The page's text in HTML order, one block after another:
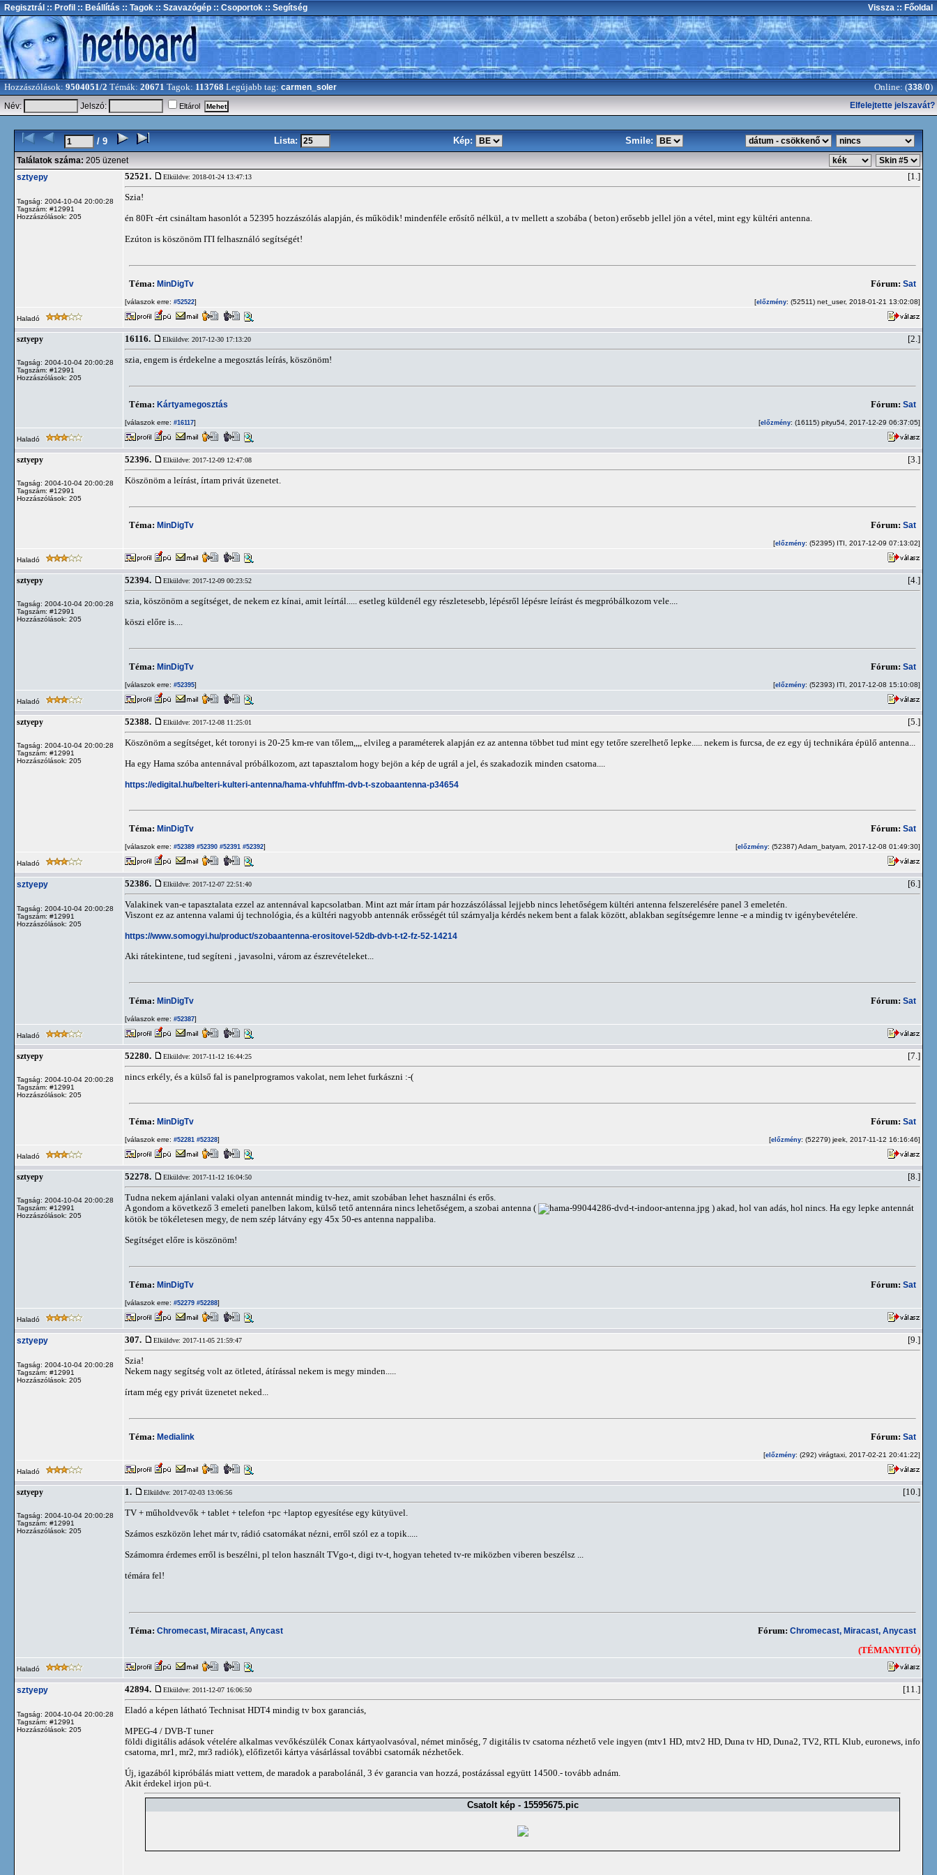
Regisztrál :: Profil :: Beállítás :: Tagok :: Szavazógép :: Csoportok :: Segítség Vissza :: Főoldal
Hozzászólások: 9504051/2 Témák: 20671 Tagok: 113768 Legújabb tag: carmen_soler Online: (338/0)
Név: Jelszó: Eltárol Elfelejtette jelszavát?
/ 9 Lista: Kép: Smile:
Találatok száma: 205 üzenet
sztyepy
Tagság: 2004-10-04 20:00:28
Tagszám: #12991
Hozzászólások: 205
52521. Elküldve: 2018-01-24 13:47:13 [1.]
Szia!
én 80Ft -ért csináltam hasonlót a 52395 hozzászólás alapján, és működik! mindenféle erősítő nélkül, a tv mellett a szobába ( beton) erősebb jellel jön a vétel, mint egy kültéri antenna.
Ezúton is köszönöm ITI felhasználó segítségét!
Téma: MinDigTv Fórum: Sat
[válaszok erre: #52522] [előzmény: (52511) net_user, 2018-01-21 13:02:08]
Haladó
sztyepy
Tagság: 2004-10-04 20:00:28
Tagszám: #12991
Hozzászólások: 205
16116. Elküldve: 2017-12-30 17:13:20 [2.]
szia, engem is érdekelne a megosztás leírás, köszönöm!
Téma: Kártyamegosztás Fórum: Sat
[válaszok erre: #16117] [előzmény: (16115) pityu54, 2017-12-29 06:37:05]
Haladó
sztyepy
Tagság: 2004-10-04 20:00:28
Tagszám: #12991
Hozzászólások: 205
52396. Elküldve: 2017-12-09 12:47:08 [3.]
Köszönöm a leírást, írtam privát üzenetet.
Téma: MinDigTv Fórum: Sat
[előzmény: (52395) ITI, 2017-12-09 07:13:02]
Haladó
sztyepy
Tagság: 2004-10-04 20:00:28
Tagszám: #12991
Hozzászólások: 205
52394. Elküldve: 2017-12-09 00:23:52 [4.]
szia, köszönöm a segítséget, de nekem ez kínai, amit leírtál..... esetleg küldenél egy részletesebb, lépésről lépésre leírást és megpróbálkozom vele....
köszi előre is....
Téma: MinDigTv Fórum: Sat
[válaszok erre: #52395] [előzmény: (52393) ITI, 2017-12-08 15:10:08]
Haladó
sztyepy
Tagság: 2004-10-04 20:00:28
Tagszám: #12991
Hozzászólások: 205
52388. Elküldve: 2017-12-08 11:25:01 [5.]
Köszönöm a segítséget, két toronyi is 20-25 km-re van tőlem,,,, elvileg a paraméterek alapján ez az antenna többet tud mint egy tetőre szerelhető lepke..... nekem is furcsa, de ez egy új technikára épülő antenna...
Ha egy Hama szóba antennával próbálkozom, azt tapasztalom hogy bejön a kép de ugrál a jel, és szakadozik minden csatorna....
https://edigital.hu/belteri-kulteri-antenna/hama-vhfuhffm-dvb-t-szobaantenna-p34654
Téma: MinDigTv Fórum: Sat
[válaszok erre: #52389 #52390 #52391 #52392] [előzmény: (52387) Adam_batyam, 2017-12-08 01:49:30]
Haladó
sztyepy
Tagság: 2004-10-04 20:00:28
Tagszám: #12991
Hozzászólások: 205
52386. Elküldve: 2017-12-07 22:51:40 [6.]
Valakinek van-e tapasztalata ezzel az antennával kapcsolatban. Mint azt már írtam pár hozzászólással lejjebb nincs lehetőségem kültéri antenna felszerelésére panel 3 emeletén.
Viszont ez az antenna valami új technológia, és a kültéri nagyobb antennák erősségét túl szárnyalja kérdés nekem bent a falak között, ablakban segítségemre lenne -e a mindig tv igénybevételére.
https://www.somogyi.hu/product/szobaantenna-erositovel-52db-dvb-t-t2-fz-52-14214
Aki rátekintene, tud segíteni , javasolni, várom az észrevételeket...
Téma: MinDigTv Fórum: Sat
[válaszok erre: #52387]
Haladó
sztyepy
Tagság: 2004-10-04 20:00:28
Tagszám: #12991
Hozzászólások: 205
52280. Elküldve: 2017-11-12 16:44:25 [7.]
nincs erkély, és a külső fal is panelprogramos vakolat, nem lehet furkászni :-(
Téma: MinDigTv Fórum: Sat
[válaszok erre: #52281 #52328] [előzmény: (52279) jeek, 2017-11-12 16:16:46]
Haladó
sztyepy
Tagság: 2004-10-04 20:00:28
Tagszám: #12991
Hozzászólások: 205
52278. Elküldve: 2017-11-12 16:04:50 [8.]
Tudna nekem ajánlani valaki olyan antennát mindig tv-hez, amit szobában lehet használni és erős.
A gondom a következő 3 emeleti panelben lakom, külső tető antennára nincs lehetőségem, a szobai antenna (
) akad, hol van adás, hol nincs. Ha egy lepke antennát
kötök be tökéletesen megy, de nem szép látvány egy 45x 50-es antenna nappaliba.
Segítséget előre is köszönöm!
Téma: MinDigTv Fórum: Sat
[válaszok erre: #52279 #52288]
Haladó
sztyepy
Tagság: 2004-10-04 20:00:28
Tagszám: #12991
Hozzászólások: 205
307. Elküldve: 2017-11-05 21:59:47 [9.]
Szia!
Nekem nagy segítség volt az ötleted, átírással nekem is megy minden.....
írtam még egy privát üzenetet neked...
Téma: Medialink Fórum: Sat
[előzmény: (292) virágtaxi, 2017-02-21 20:41:22]
Haladó
sztyepy
Tagság: 2004-10-04 20:00:28
Tagszám: #12991
Hozzászólások: 205
1. Elküldve: 2017-02-03 13:06:56 [10.]
TV + műholdvevők + tablet + telefon +pc +laptop egyesítése egy kütyüvel.
Számos eszközön lehet már tv, rádió csatornákat nézni, erről szól ez a topik.....
Számomra érdemes erről is beszélni, pl telon használt TVgo-t, digi tv-t, hogyan teheted tv-re miközben viberen beszélsz ...
témára fel!
Téma: Chromecast, Miracast, Anycast Fórum: Chromecast, Miracast, Anycast
(TÉMANYITÓ)
Haladó
sztyepy
Tagság: 2004-10-04 20:00:28
Tagszám: #12991
Hozzászólások: 205
42894. Elküldve: 2011-12-07 16:06:50 [11.]
Eladó a képen látható Technisat HDT4 mindig tv box garanciás,
MPEG-4 / DVB-T tuner
földi digitális adások vételére alkalmas vevőkészülék Conax kártyaolvasóval, német minőség, 7 digitális tv csatorna nézhető vele ingyen (mtv1 HD, mtv2 HD, Duna tv HD, Duna2, TV2, RTL Klub, euronews, info
csatorna, mr1, mr2, mr3 radiók), előfizetői kártya vásárlással további csatornák nézhetőek.
Új, igazából kipróbálás miatt vettem, de maradok a parabolánál, 3 év garancia van hozzá, postázással együtt 14500.- tovább adnám.
Akit érdekel irjon pü-t.
Csatolt kép - 15595675.pic